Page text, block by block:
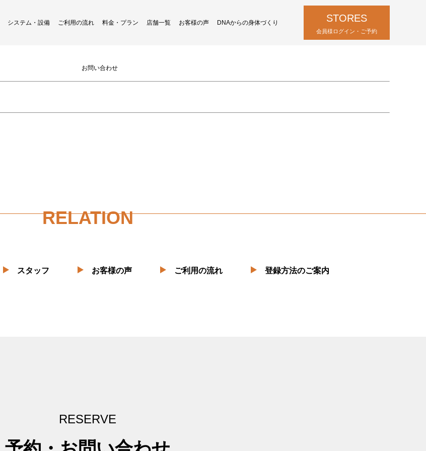
システム・設備 ご利用の流れ 料金・プラン 店舗一覧 お客様の声 DNAからの身体づくり
お問い合わせ
STORES
会員様ログイン・ご予約
RELATION
スタッフ お客様の声 ご利用の流れ 登録方法のご案内
RESERVE